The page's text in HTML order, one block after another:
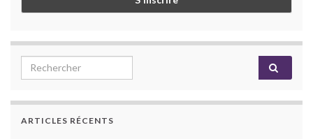
Search for:
ARTICLES RÉCENTS